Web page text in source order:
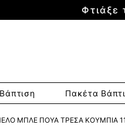
Φτιάξε
Βάπτιση Πακέτα
ΜΠΛΕ ΠΟΥΆ ΤΡΈΣΑ ΚΟΥΜΠΙΆ